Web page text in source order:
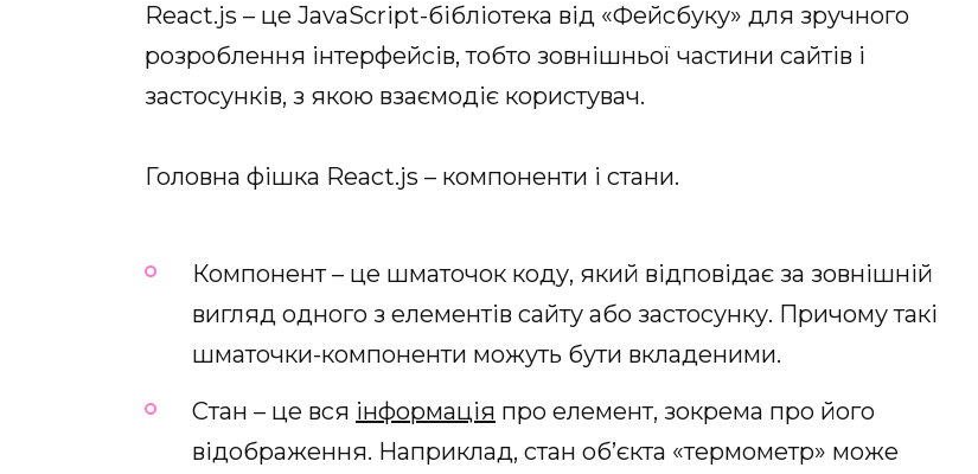
React.js – це JavaScript-бібліотека від «Фейсбуку» для зручного
розроблення інтерфейсів, тобто зовнішньої частини сайтів і
застосунків, з якою взаємодіє користувач.
Головна фішка React.js – компоненти і стани.
Компонент – це шматочок коду, який відповідає за зовнішній
вигляд одного з елементів сайту або застосунку. Причому такі
шматочки-компоненти можуть бути вкладеними.
Стан – це вся інформація про елемент, зокрема про його
відображення. Наприклад, стан об’єкта «термометр» може